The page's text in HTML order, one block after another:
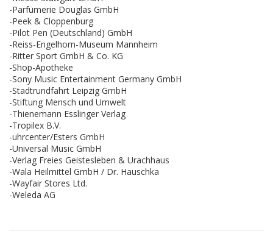
-Parfümerie Douglas GmbH
-Peek & Cloppenburg
-Pilot Pen (Deutschland) GmbH
-Reiss-Engelhorn-Museum Mannheim
-Ritter Sport GmbH & Co. KG
-Shop-Apotheke
-Sony Music Entertainment Germany GmbH
-Stadtrundfahrt Leipzig GmbH
-Stiftung Mensch und Umwelt
-Thienemann Esslinger Verlag
-Tropilex B.V.
-uhrcenter/Esters GmbH
-Universal Music GmbH
-Verlag Freies Geistesleben & Urachhaus
-Wala Heilmittel GmbH / Dr. Hauschka
-Wayfair Stores Ltd.
-Weleda AG